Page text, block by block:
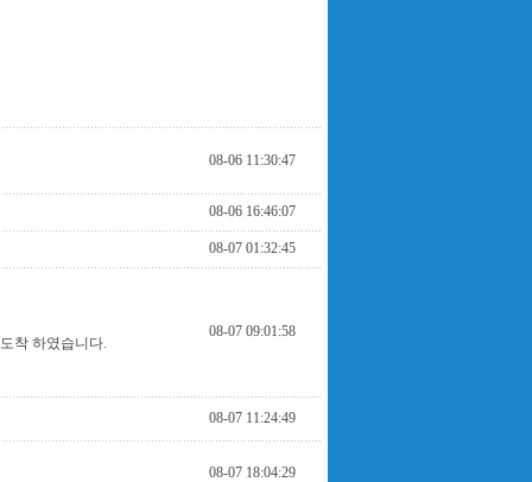
08-06 11:30:47
08-06 16:46:07
08-07 01:32:45
착 하였습니다.
08-07 09:01:58
08-07 11:24:49
08-07 18:04:29